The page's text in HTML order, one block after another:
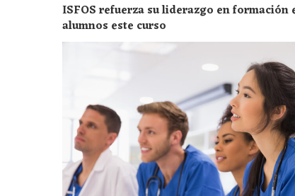
ISFOS refuerza su liderazgo en
alumnos este curso